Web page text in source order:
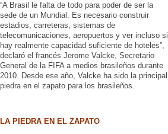
“A Brasil le falta de todo para poder de ser la
sede de un Mundial. Es necesario construir
estadios, carreteras, sistemas de
telecomunicaciones, aeropuertos y ver incluso si
hay realmente capacidad suficiente de hoteles”,
declaró el francés Jerome Valcke, Secretario
General de la FIFA a medios brasileños durante
2010. Desde ese año, Valcke ha sido la principal
piedra en el zapato para los brasileños.
LA PIEDRA EN EL ZAPATO